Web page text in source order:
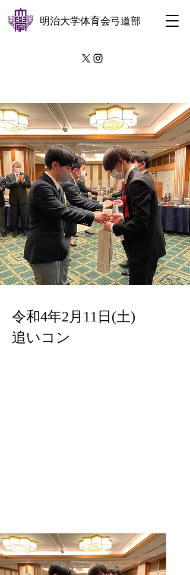
明治大学体育会弓道部
令和4年2月11日(土)
追いコン